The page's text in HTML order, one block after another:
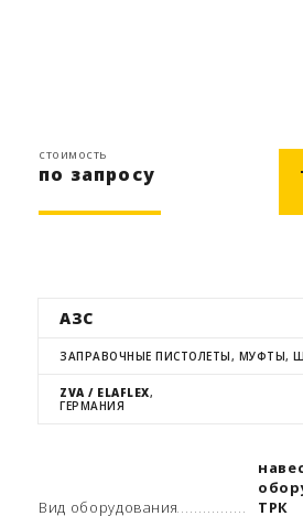
стоимость
по запросу
АЗС
ЗАПРАВОЧНЫЕ ПИСТОЛЕТЫ, МУФТЫ,
ZVA / ELAFLEX,
ГЕРМАНИЯ
Вид оборудования
ТРК